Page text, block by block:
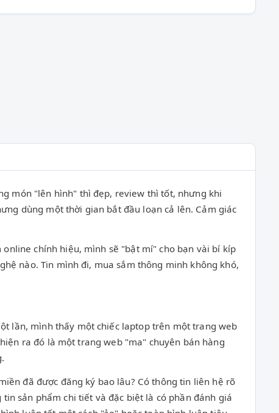
món "lên hình" thì đẹp, review thì tốt, nhưng khi
dùng một thời gian bắt đầu loạn cả lên. Cảm giác
chính hiệu, mình sẽ "bật mí" cho bạn vài bí kíp
nào. Tin mình đi, mua sắm thông minh không khó,
lần, mình thấy một chiếc laptop trên một trang web
ra đó là một trang web "ma" chuyên bán hàng
đã được đăng ký bao lâu? Có thông tin liên hệ rõ
sản phẩm chi tiết và đặc biệt là có phần đánh giá